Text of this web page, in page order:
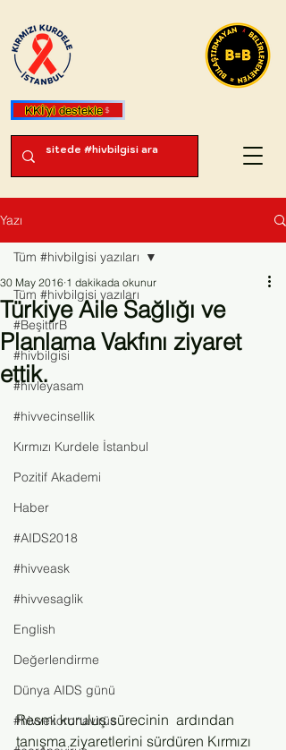
KKİ'yi destekle
Yazı
Tüm #hivbilgisi yazıları
#BeşittirB
#hivbilgisi
#hivleyasam
#hivvecinsellik
Kırmızı Kurdele İstanbul
Pozitif Akademi
Haber
#AIDS2018
#hivveask
#hivvesaglik
English
Değerlendirme
Dünya AIDS günü
#hivvekoronavirüs
Tüm #hivbilgisi yazıları
Türkiye Aile Sağlığı ve
Planlama Vakfını ziyaret
ettik.
30 May 2016 1 dakikada okunur
Resmi kuruluş sürecinin  ardından
tanışma ziyaretlerini sürdüren Kırmızı